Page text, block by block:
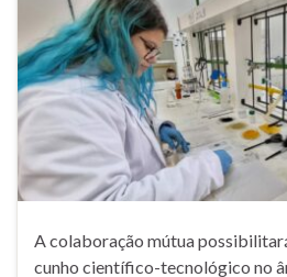
A colaboração mútua
cunho científico-tecnológico no